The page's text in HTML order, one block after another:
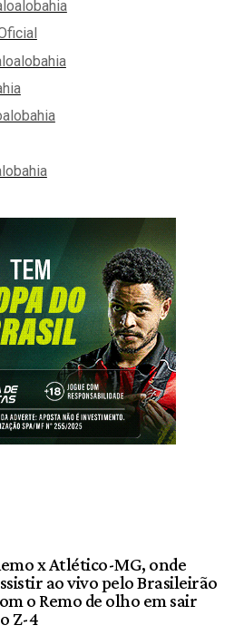
x Atlético-MG, onde
ao vivo pelo Brasileirão
o Remo de olho em sair
Z-4